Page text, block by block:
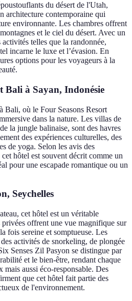
du désert de l'Utah,
architecture contemporaine qui
environnante. Les chambres offrent
et le ciel du désert. Avec un
telles que la randonnée,
incarne le luxe et l’évasion. En
options pour les voyageurs à la
Bali à Sayan, Indonésie
Bali, où le Four Seasons Resort
dans la nature. Les villas de
la jungle balinaise, sont des havres
des expériences culturelles, des
de yoga. Selon les avis des
cet hôtel est souvent décrit comme un
pour une escapade romantique ou un
Seychelles
cet hôtel est un véritable
offrent une vue magnifique sur
fois sereine et somptueuse. Les
activités de snorkeling, de plongée
Senses Zil Pasyon se distingue par
et le bien-être, rendant chaque
aussi éco-responsable. Des
que cet hôtel fait partie des
de l'environnement.